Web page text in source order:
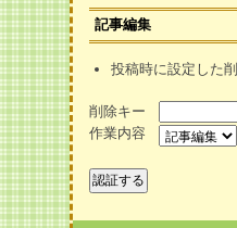
記事編集
投稿時に設定した
削除キー
作業内容